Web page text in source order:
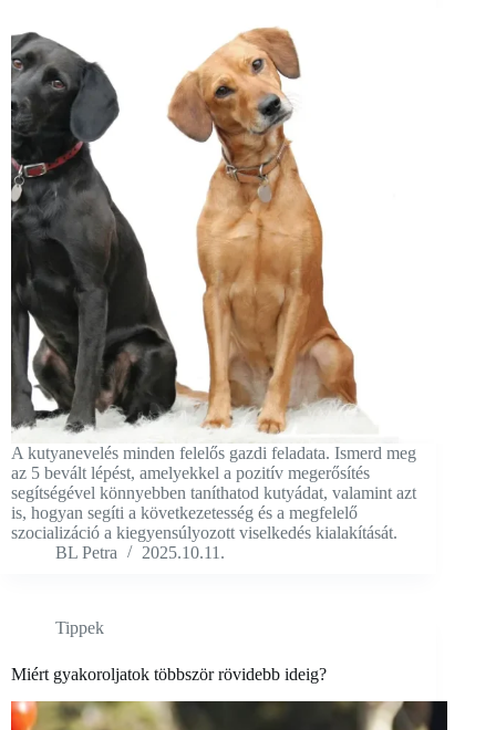
A kutyanevelés minden felelős gazdi feladata. Ismerd meg
az 5 bevált lépést, amelyekkel a pozitív megerősítés
segítségével könnyebben taníthatod kutyádat, valamint azt
is, hogyan segíti a következetesség és a megfelelő
szocializáció a kiegyensúlyozott viselkedés kialakítását.
BL Petra
2025.10.11.
Tippek
Miért gyakoroljatok többször rövidebb ideig?